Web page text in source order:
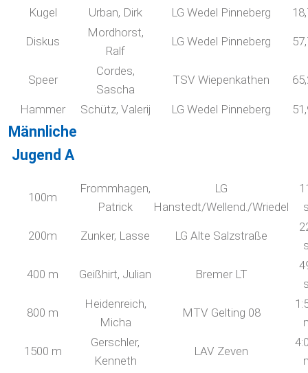
Kugel Urban, Dirk LG Wedel Pinneberg
Diskus
Mordhorst,
Ralf
LG Wedel Pinneberg
Speer
Cordes,
Sascha
TSV Wiepenkathen
Hammer Schütz, Valerij LG Wedel Pinneberg
Männliche
Jugend A
100m
Frommhagen,
Patrick
LG
Hanstedt/Wellend./Wriedel
200m Zunker, Lasse LG Alte Salzstraße
400 m Geißhirt, Julian Bremer LT
800 m
Heidenreich,
Micha
MTV Gelting 08
1500 m
Gerschler,
Kenneth
LAV Zeven